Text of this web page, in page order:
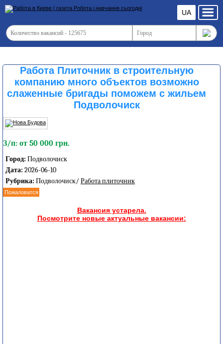
UA
Работа Плиточник в строительную
компанию много объектов возможно
слаженные бригады поможем с жильем
Подволочиск
З/п: от 50 000 грн.
Город: Подволочиск
Дата: 2026-06-10
Рубрика: Подволочиск/ Работа плиточник
Пожаловатся
Вакансия устарела.
Посмотрите новые актуальные вакансии: